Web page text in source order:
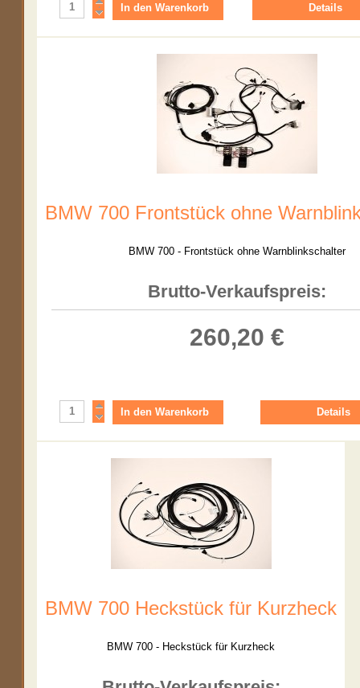
Details
BMW 700 Frontstück ohne
BMW 700 - Frontstück ohne Warnblinkschalter
Brutto-Verkaufspreis:
260,20 €
Details
BMW 700 Heckstück für Kurzheck
BMW 700 - Heckstück für Kurzheck